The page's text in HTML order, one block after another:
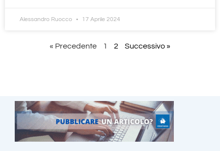
Alessandro Ruocco 17 Aprile 2024
« Precedente 1 2 Successivo »